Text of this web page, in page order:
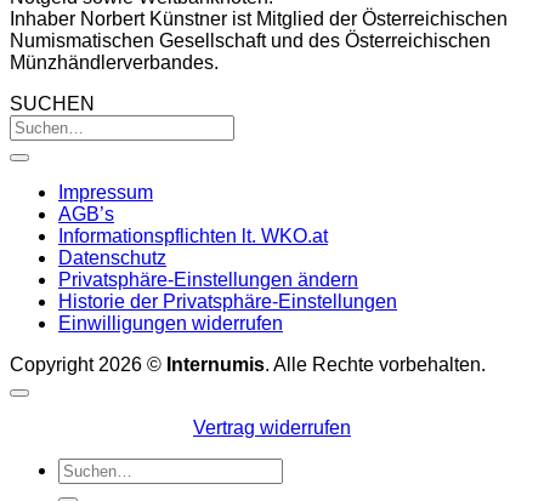
Inhaber Norbert Künstner ist Mitglied der Österreichischen
Numismatischen Gesellschaft und des Österreichischen
Münzhändlerverbandes.
SUCHEN
Impressum
AGB’s
Informationspflichten lt. WKO.at
Datenschutz
Privatsphäre-Einstellungen ändern
Historie der Privatsphäre-Einstellungen
Einwilligungen widerrufen
Copyright 2026 © Internumis. Alle Rechte vorbehalten.
Vertrag widerrufen
Suchen
nach: